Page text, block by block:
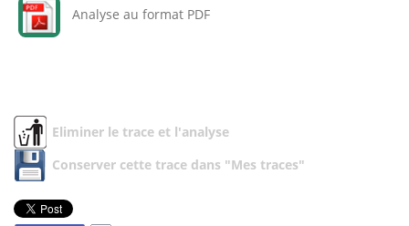
Analyse au format PDF
Eliminer le trace et l'analyse
Conserver cette trace dans "Mes traces"